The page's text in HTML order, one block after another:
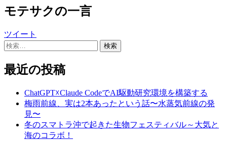
モテサクの一言
ツイート
検
最近の投稿
ChatGPT☓Claude CodeでAI駆動研究環境を構築する
梅雨前線、実は2本あったという話〜水蒸気前線の発
見〜
冬のスマトラ沖で起きた生物フェスティバル～大気と
海のコラボ！